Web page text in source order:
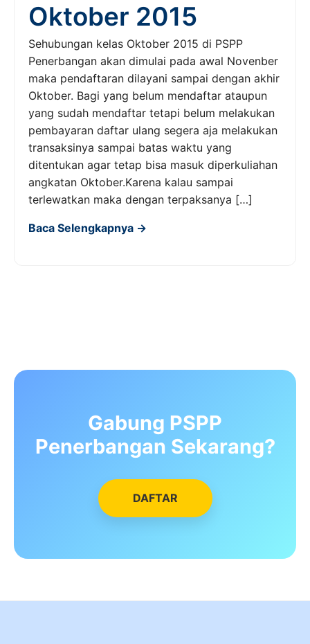
Oktober 2015
Sehubungan kelas Oktober 2015 di PSPP
Penerbangan akan dimulai pada awal Novenber
maka pendaftaran dilayani sampai dengan akhir
Oktober. Bagi yang belum mendaftar ataupun
yang sudah mendaftar tetapi belum melakukan
pembayaran daftar ulang segera aja melakukan
transaksinya sampai batas waktu yang
ditentukan agar tetap bisa masuk diperkuliahan
angkatan Oktober.Karena kalau sampai
terlewatkan maka dengan terpaksanya […]
Baca Selengkapnya →
Gabung PSPP
Penerbangan Sekarang?
DAFTAR